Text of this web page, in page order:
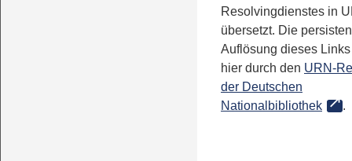
Resolvingdienstes in
übersetzt. Die
Auflösung dieses
hier durch den URN-
der Deutschen
Nationalbibliothek
.